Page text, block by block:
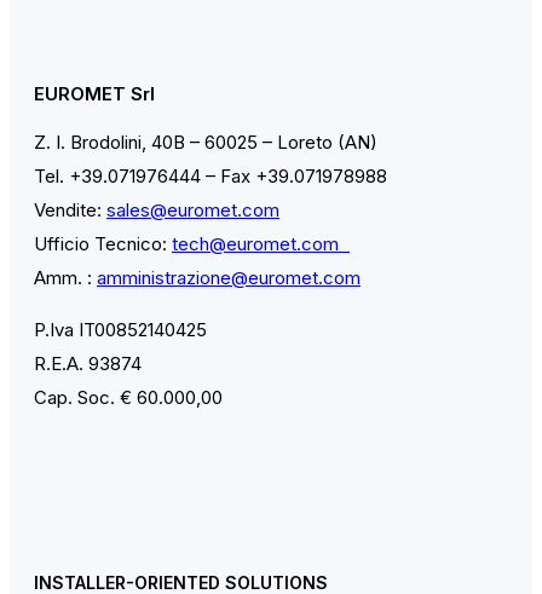
EUROMET Srl
Z. I. Brodolini, 40B – 60025 – Loreto (AN)
Tel. +39.071976444 – Fax +39.071978988
Vendite: sales@euromet.com
Ufficio Tecnico: tech@euromet.com
Amm. : amministrazione@euromet.com
P.Iva IT00852140425
R.E.A. 93874
Cap. Soc. € 60.000,00
INSTALLER-ORIENTED SOLUTIONS